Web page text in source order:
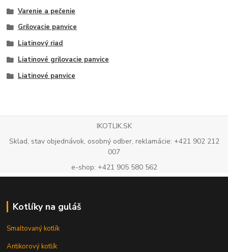
Varenie a pečenie
Grilovacie panvice
Liatinový riad
Liatinové grilovacie panvice
Liatinové panvice
IKOTLIK.SK
Sklad, stav objednávok, osobný odber, reklamácie: +421 902 212
007
e-shop: +421 905 580 562
Kotlíky na guláš
Smaltovaný kotlík
Antikorový kotlík